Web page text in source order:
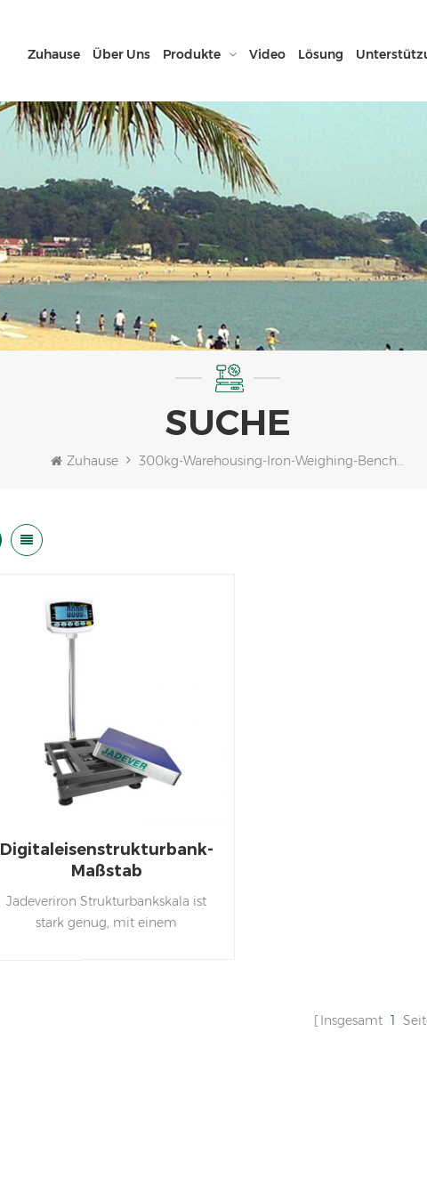
Zuhause Über Uns Produkte Video Lösung
SUCHE
Zuhause 300kg-Warehousing-Iron-Weighing-Bench-Scales
Digitaleisenstrukturbank-
Maßstab
Jadeveriron Strukturbankskala ist
stark genug, mit einem
Insgesamt 1